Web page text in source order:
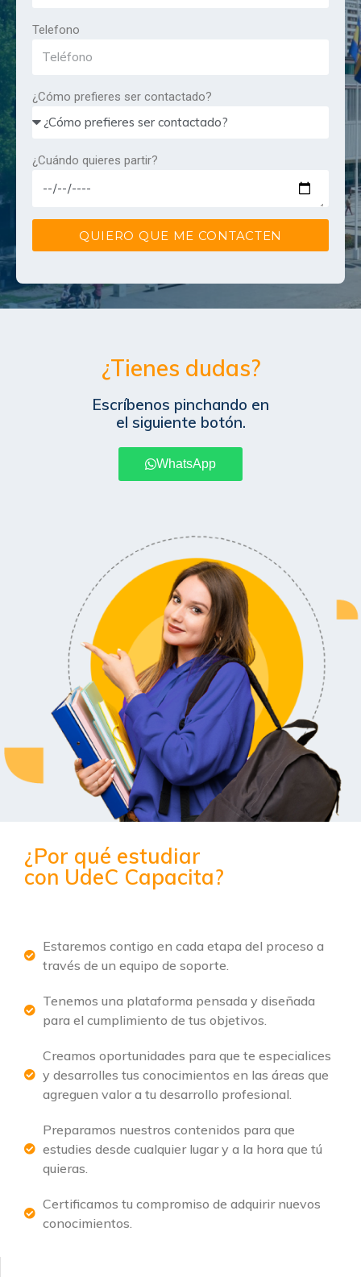
Telefono
¿Cómo prefieres ser contactado?
¿Cuándo quieres partir?
QUIERO QUE ME CONTACTEN
¿Tienes dudas?
Escríbenos pinchando en
el siguiente botón.
WhatsApp
¿Por qué estudiar
con UdeC Capacita?
Estaremos contigo en cada etapa del proceso a
través de un equipo de soporte.
Tenemos una plataforma pensada y diseñada
para el cumplimiento de tus objetivos.
Creamos oportunidades para que te especialices
y desarrolles tus conocimientos en las áreas que
agreguen valor a tu desarrollo profesional.
Preparamos nuestros contenidos para que
estudies desde cualquier lugar y a la hora que tú
quieras.
Certificamos tu compromiso de adquirir nuevos
conocimientos.